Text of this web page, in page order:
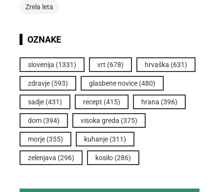
Zrela leta
OZNAKE
slovenija (1331) vrt (678) hrvaška (631)
zdravje (593) glasbene novice (480)
sadje (431) recept (415) hrana (396)
dom (394) visoka greda (375)
morje (355) kuhanje (311)
zelenjava (296) kosilo (286)